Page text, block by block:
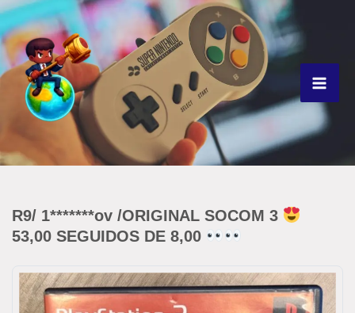
Ir
para
o
conteúdo
R9/ 1*******ov /ORIGINAL SOCOM 3
53,00 SEGUIDOS DE 8,00